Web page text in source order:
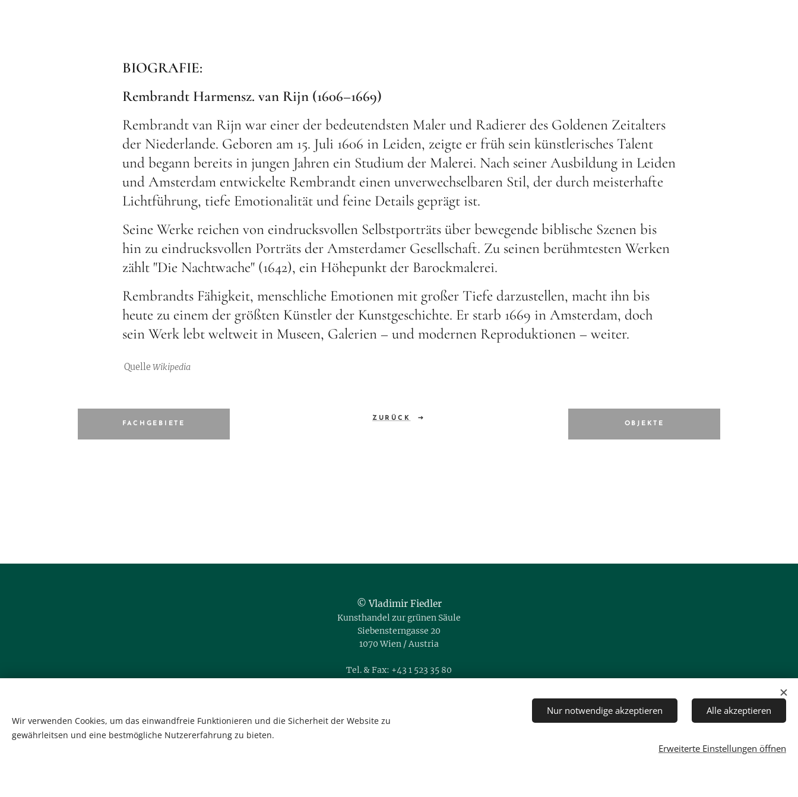
BIOGRAFIE:
Rembrandt Harmensz. van Rijn (1606–1669)
Rembrandt van Rijn war einer der bedeutendsten Maler und Radierer des Goldenen Zeitalters
der Niederlande. Geboren am 15. Juli 1606 in Leiden, zeigte er früh sein künstlerisches Talent
und begann bereits in jungen Jahren ein Studium der Malerei. Nach seiner Ausbildung in Leiden
und Amsterdam entwickelte Rembrandt einen unverwechselbaren Stil, der durch meisterhafte
Lichtführung, tiefe Emotionalität und feine Details geprägt ist.
Seine Werke reichen von eindrucksvollen Selbstporträts über bewegende biblische Szenen bis
hin zu eindrucksvollen Porträts der Amsterdamer Gesellschaft. Zu seinen berühmtesten Werken
zählt "Die Nachtwache" (1642), ein Höhepunkt der Barockmalerei.
Rembrandts Fähigkeit, menschliche Emotionen mit großer Tiefe darzustellen, macht ihn bis
heute zu einem der größten Künstler der Kunstgeschichte. Er starb 1669 in Amsterdam, doch
sein Werk lebt weltweit in Museen, Galerien – und modernen Reproduktionen – weiter.
Quelle Wikipedia
FACHGEBIETE
ZURÜCK
OBJEKTE
© Vladimir Fiedler
Kunsthandel zur grünen Säule
Siebensterngasse 20
1070 Wien / Austria
Tel. & Fax: +43 1 523 35 80
BIC: BAWAATWW
Wir verwenden Cookies, um das einwandfreie Funktionieren und die Sicherheit der Website zu
gewährleitsen und eine bestmögliche Nutzererfahrung zu bieten.
Nur notwendige akzeptieren Alle akzeptieren
Erweiterte Einstellungen öffnen